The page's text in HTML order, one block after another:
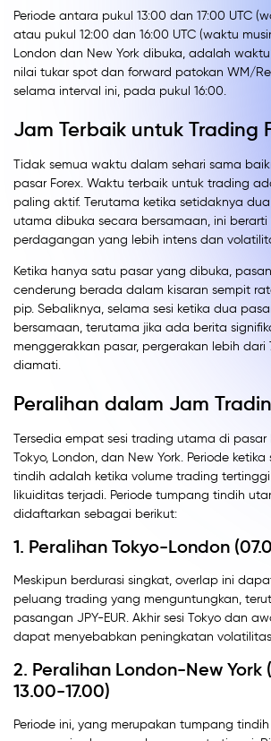
Periode antara pukul 13:00 dan 17:00 UTC
atau pukul 12:00 dan 16:00 UTC (waktu
London dan New York dibuka, adalah
nilai tukar spot dan forward patokan WM/
selama interval ini, pada pukul 16:00.
Jam Terbaik untuk Trading
Tidak semua waktu dalam sehari sama
pasar Forex. Waktu terbaik untuk trading
paling aktif. Terutama ketika setidaknya
utama dibuka secara bersamaan, ini berarti
perdagangan yang lebih intens dan
Ketika hanya satu pasar yang dibuka,
cenderung berada dalam kisaran sempit
pip. Sebaliknya, selama sesi ketika dua
bersamaan, terutama jika ada berita
menggerakkan pasar, pergerakan lebih
diamati.
Peralihan dalam Jam
Tersedia empat sesi trading utama di pasar
Tokyo, London, dan New York. Periode
tindih adalah ketika volume trading
likuiditas terjadi. Periode tumpang tindih
didaftarkan sebagai berikut:
1. Peralihan Tokyo-London
Meskipun berdurasi singkat, overlap ini
peluang trading yang menguntungkan,
pasangan JPY-EUR. Akhir sesi Tokyo dan
dapat menyebabkan peningkatan
2. Peralihan London-New York
13.00-17.00)
Periode ini, yang merupakan tumpang